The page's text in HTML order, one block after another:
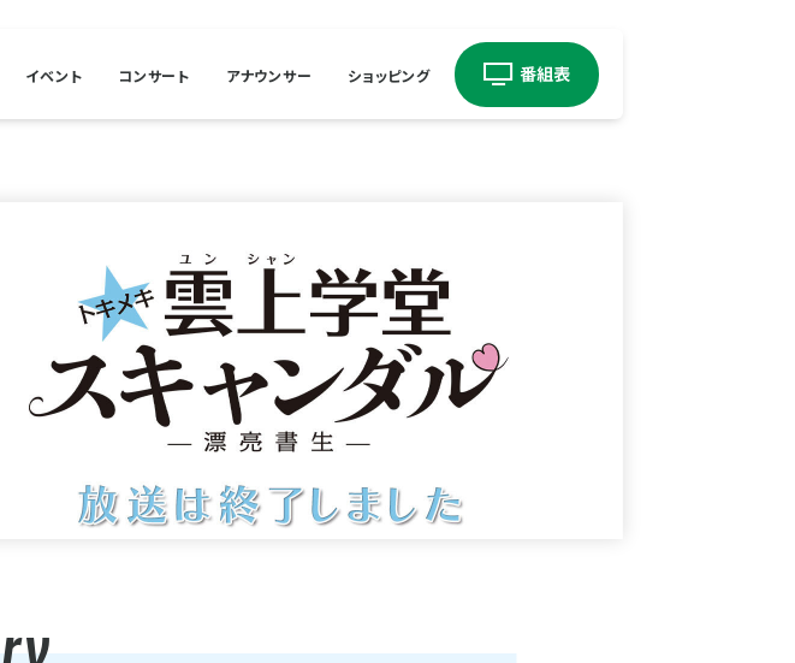
イベント コンサート アナウンサー ショッピング